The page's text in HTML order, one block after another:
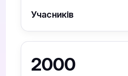
Учасників
2000